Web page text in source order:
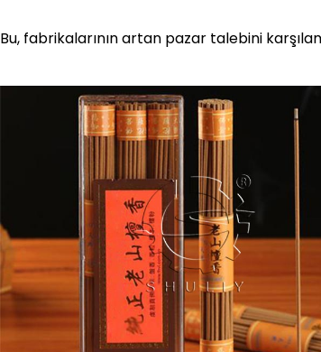
Bu, fabrikalarının artan pazar talebini